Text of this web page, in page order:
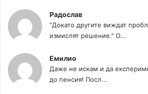
Радослав
"Докато другите виждат
измислят решение." О...
Емилио
Даже не искам и да
до пенсия! Посл...